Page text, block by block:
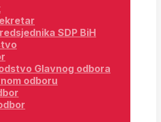
SDP BiH
Glavnog odbora
odboru